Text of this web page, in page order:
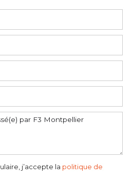
j’accepte la politique de